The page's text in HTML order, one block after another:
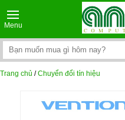
Menu
Trang chủ /Chuyển đổi tín hiệu